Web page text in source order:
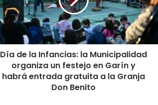
Día de la Infancias: la Municipalidad
organiza un festejo en Garín y
habrá entrada gratuita a la Granja
Don Benito